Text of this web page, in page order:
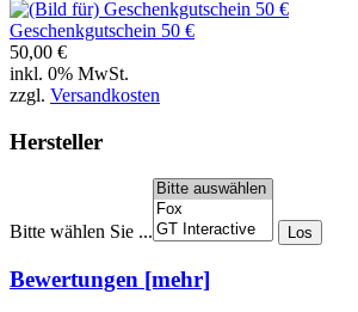
Geschenkgutschein 50 €
50,00 €
inkl. 0% MwSt.
zzgl. Versandkosten
Hersteller
Bitte wählen Sie ...
Bewertungen [mehr]